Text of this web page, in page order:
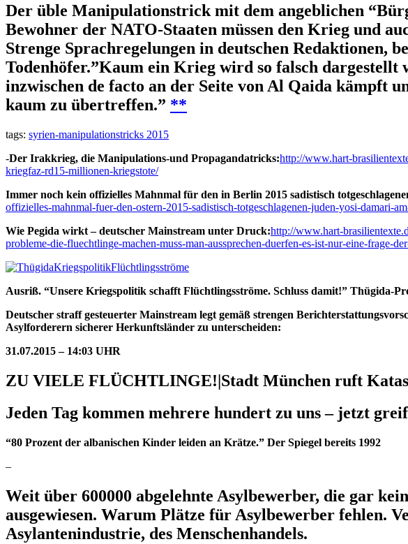
Der üble Manipulationstrick mit dem angeblichen
Bewohner der NATO-Staaten müssen den Krieg und
Strenge Sprachregelungen in deutschen Redaktionen,
Todenhöfer.”Kaum ein Krieg wird so falsch
inzwischen de facto an der Seite von Al Qaida kämpft
kaum zu übertreffen.” **
tags: syrien-manipulationstricks 2015
-Der Irakkrieg, die Manipulations-und Propagandatricks:http://www.hart-
kriegfaz-rd15-millionen-kriegstote/
Immer noch kein offizielles Mahnmal für den in Berlin 2015 sadistisch
offizielles-mahnmal-fuer-den-ostern-2015-sadistisch-totgeschlagenen-juden-yosi-damari-
Wie Pegida wirkt – deutscher Mainstream unter Druck:http://www.hart-
probleme-die-fluechtlinge-machen-muss-man-aussprechen-duerfen-es-ist-nur-eine-frage-
Ausriß. “Unsere Kriegspolitik schafft Flüchtlingsströme. Schluss damit!” Thügida-
Deutscher straff gesteuerter Mainstream legt gemäß strengen
Asylforderern sicherer Herkunftsländer zu unterscheiden:
31.07.2015 – 14:03 UHR
ZU VIELE FLÜCHTLINGE!|Stadt München ruft
Jeden Tag kommen mehrere hundert zu uns – jetzt
“80 Prozent der albanischen Kinder leiden an Krätze.” Der Spiegel bereits 1992
–
Weit über 600000 abgelehnte Asylbewerber, die gar
ausgewiesen. Warum Plätze für Asylbewerber fehlen.
Asylantenindustrie, des Menschenhandels.